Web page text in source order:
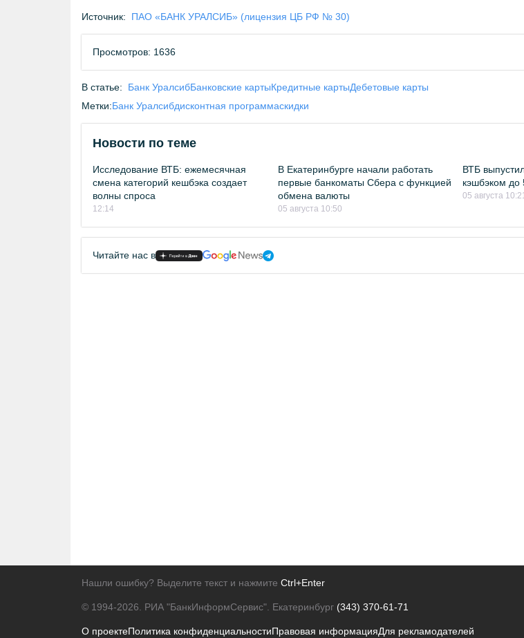
Источник: ПАО «БАНК УРАЛСИБ» (лицензия ЦБ РФ № 30)
Просмотров: 1636
В статье: Банк УралсибБанковские картыКредитные картыДебетовые карты
Метки:Банк Уралсибдисконтная программаскидки
Новости по теме
Исследование ВТБ: ежемесячная
смена категорий кешбэка создает
волны спроса
12:14
В Екатеринбурге начали работать
первые банкоматы Сбера с функцией
обмена валюты
05 августа 10:50
ВТБ
кэшбэком до
05 августа
Читайте нас в
Нашли ошибку? Выделите текст и нажмите Ctrl+Enter
© 1994-2026. РИА "БанкИнформСервис". Екатеринбург (343) 370-61-71
О проектеПолитика конфиденциальностиПравовая информацияДля рекламодателей